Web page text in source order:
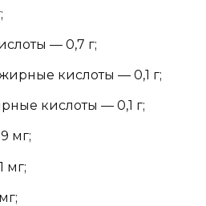
— 0,7 г;
кислоты — 0,1 г;
кислоты — 0,1 г;
мг;
мг;